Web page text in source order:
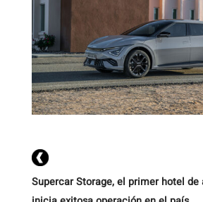
Supercar Storage, el primer hotel de